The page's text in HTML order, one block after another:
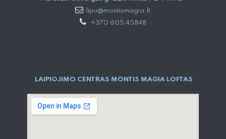
lipu@montismagia.lt
+370 605 45848
LAIPIOJIMO CENTRAS MONTIS MAGIA LOFTAS